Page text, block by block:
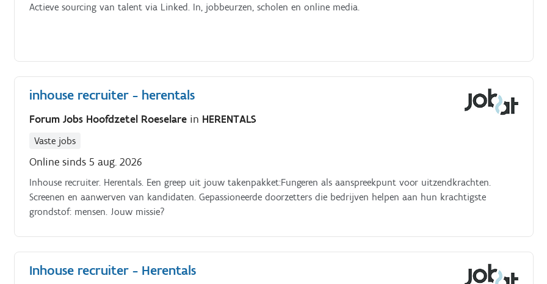
Actieve sourcing van talent via Linked. In, jobbeurzen, scholen en online media.
inhouse recruiter - herentals
Forum Jobs Hoofdzetel Roeselare in HERENTALS
Vaste jobs
Online sinds 5 aug. 2026
Inhouse recruiter. Herentals. Een greep uit jouw takenpakket:Fungeren als aanspreekpunt voor uitzendkrachten.
Screenen en aanwerven van kandidaten. Gepassioneerde doorzetters die bedrijven helpen aan hun krachtigste
grondstof: mensen. Jouw missie?
Inhouse recruiter - Herentals